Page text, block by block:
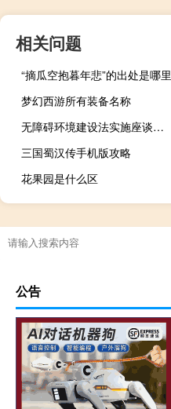
相关问题
“摘瓜空抱暮年悲”的出处是哪里
梦幻西游所有装备名称
无障碍环境建设法实施座谈会在京召开
三国蜀汉传手机版攻略
花果园是什么区
公告